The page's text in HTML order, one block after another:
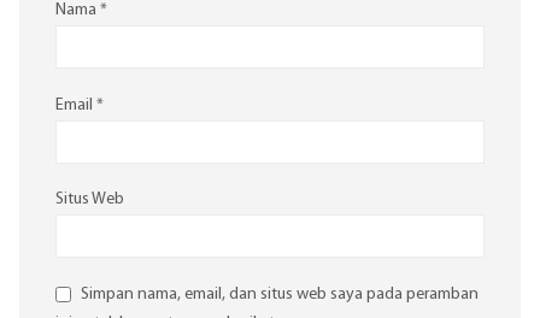
Nama *
Email *
Situs Web
Simpan nama, email, dan situs web saya pada peramban